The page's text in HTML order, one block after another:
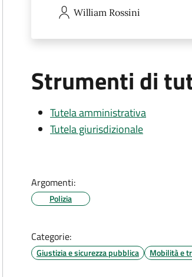
William Rossini
Strumenti di
Tutela amministrativa
Tutela giurisdizionale
Argomenti:
Polizia
Categorie:
Giustizia e sicurezza pubblica Mobilità e